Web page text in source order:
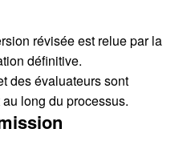
révisée est relue par la
définitive.
des évaluateurs sont
long du processus.